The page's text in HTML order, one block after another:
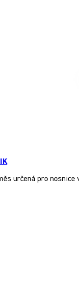
určená pro